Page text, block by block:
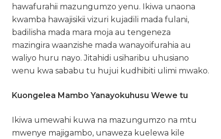
hawafurahii mazungumzo yenu. Ikiwa unaona
kwamba hawajisikii vizuri kujadili mada fulani,
badilisha mada mara moja au tengeneza
mazingira waanzishe mada wanayoifurahia au
waliyo huru nayo. Jitahidi usiharibu uhusiano
wenu kwa sababu tu hujui kudhibiti ulimi mwako.
Kuongelea Mambo Yanayokuhusu Wewe tu
Ikiwa umewahi kuwa na mazungumzo na mtu
mwenye majigambo, unaweza kuelewa kile